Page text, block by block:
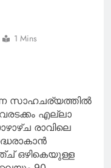
1 Mins
സാഹചര്യത്തിൽ
എല്ലാ
രാവിലെ
ഒഴികെയുള്ള